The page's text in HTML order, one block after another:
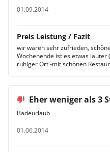
01.09.2014
Preis Leistung / Fazit
wir waren sehr zufrieden,
Wochenende ist es etwas
ruhiger Ort -mit schönen
Eher weniger als 3
Badeurlaub
01.06.2014